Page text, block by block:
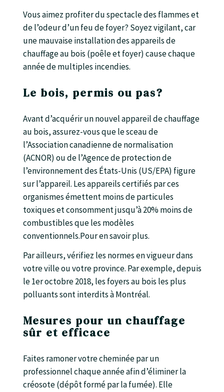
Vous aimez profiter du spectacle des flammes et
de l’odeur d’un feu de foyer? Soyez vigilant, car
une mauvaise installation des appareils de
chauffage au bois (poêle et foyer) cause chaque
année de multiples incendies.
Le bois, permis ou pas?
Avant d’acquérir un nouvel appareil de chauffage
au bois, assurez-vous que le sceau de
l’Association canadienne de normalisation
(ACNOR) ou de l’Agence de protection de
l’environnement des États-Unis (US/EPA) figure
sur l’appareil. Les appareils certifiés par ces
organismes émettent moins de particules
toxiques et consomment jusqu’à 20% moins de
combustibles que les modèles
conventionnels.Pour en savoir plus.
Par ailleurs, vérifiez les normes en vigueur dans
votre ville ou votre province. Par exemple, depuis
le 1er octobre 2018, les foyers au bois les plus
polluants sont interdits à Montréal.
Mesures pour un chauffage
sûr et efficace
Faites ramoner votre cheminée par un
professionnel chaque année afin d’éliminer la
créosote (dépôt formé par la fumée). Elle